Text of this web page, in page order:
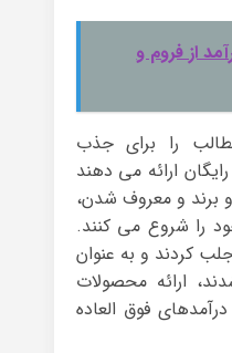
از فروم و
را برای جذب
ارائه می دهند
و برند و معروف شدن،
را شروع می کنند.
جلب کردند و به عنوان
ارائه محصولات
فوق العاده